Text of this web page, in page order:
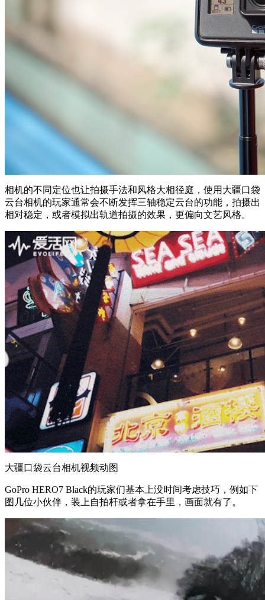
相机的不同定位也让拍摄手法和风格大相径庭，使用大疆口袋
云台相机的玩家通常会不断发挥三轴稳定云台的功能，拍摄出
相对稳定，或者模拟出轨道拍摄的效果，更偏向文艺风格。
大疆口袋云台相机视频动图
GoPro HERO7 Black的玩家们基本上没时间考虑技巧，例如下
图几位小伙伴，装上自拍杆或者拿在手里，画面就有了。